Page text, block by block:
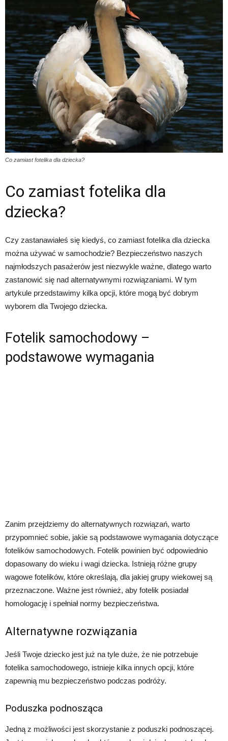
Co zamiast fotelika dla dziecka?
Co zamiast fotelika dla
dziecka?
Czy zastanawiałeś się kiedyś, co zamiast fotelika dla dziecka
można używać w samochodzie? Bezpieczeństwo naszych
najmłodszych pasażerów jest niezwykle ważne, dlatego warto
zastanowić się nad alternatywnymi rozwiązaniami. W tym
artykule przedstawimy kilka opcji, które mogą być dobrym
wyborem dla Twojego dziecka.
Fotelik samochodowy –
podstawowe wymagania
Zanim przejdziemy do alternatywnych rozwiązań, warto
przypomnieć sobie, jakie są podstawowe wymagania dotyczące
fotelików samochodowych. Fotelik powinien być odpowiednio
dopasowany do wieku i wagi dziecka. Istnieją różne grupy
wagowe fotelików, które określają, dla jakiej grupy wiekowej są
przeznaczone. Ważne jest również, aby fotelik posiadał
homologację i spełniał normy bezpieczeństwa.
Alternatywne rozwiązania
Jeśli Twoje dziecko jest już na tyle duże, że nie potrzebuje
fotelika samochodowego, istnieje kilka innych opcji, które
zapewnią mu bezpieczeństwo podczas podróży.
Poduszka podnosząca
Jedną z możliwości jest skorzystanie z poduszki podnoszącej.